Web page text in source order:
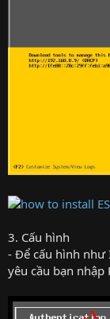
3. Cấu hình
- Để cấu hình như
yêu cầu bạn nhập